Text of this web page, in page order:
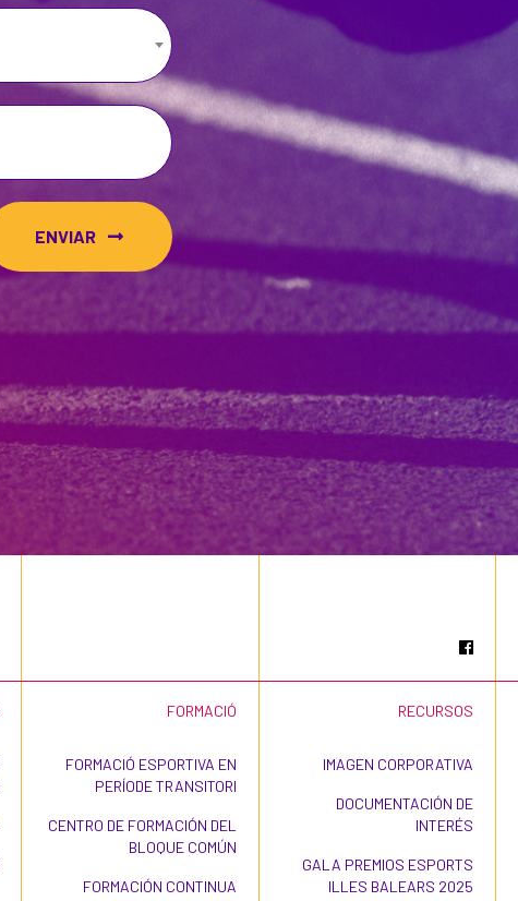
ENVIAR
FORMACIÓ
FORMACIÓ ESPORTIVA EN
PERÍODE TRANSITORI
CENTRO DE FORMACIÓN DEL
BLOQUE COMÚN
FORMACIÓN CONTINUA
RECURSOS
IMAGEN CORPORATIVA
DOCUMENTACIÓN DE
INTERÉS
GALA PREMIOS ESPORTS
ILLES BALEARS 2025